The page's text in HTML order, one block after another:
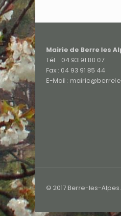
Mairie de Berre les
Tél. : 04 93 91 80 07
Fax : 04 93 91 85 44
E-Mail :
© 2017 Berre-les-